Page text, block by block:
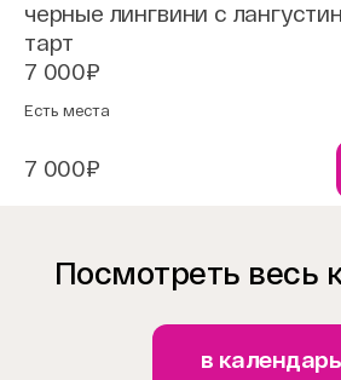
черные лингвини с
тарт
7 000₽
Есть места
7 000₽
Посмотреть весь
в календарь